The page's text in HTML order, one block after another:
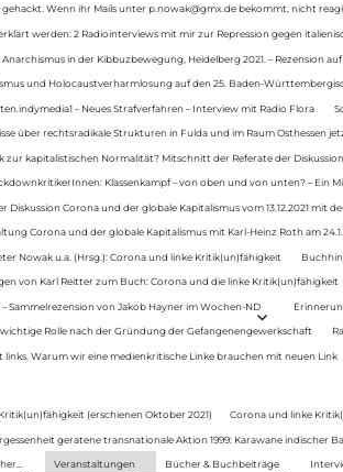
Wenn ihr Mails unter p.nowak@gmx.de bekommt, nicht
werden: 2 Radiointerviews mit mir zur Repression gegen
in der Kibbuzbewegung, Heidelberg 2021. – Rezension
und Holocaustverharmlosung auf den 25. Baden-
– Neues Strafverfahren – Interview mit Radio Flora
über rechtsradikale Strukturen in Fulda und im Raum Osthessen
zur kapitalistischen Normalität? Mitschnitt der Referate der
Klassenkampf – von oben und von unten? – Ein
Diskussion Corona und der globale Kapitalismus vom 13.12.2021 mit
Corona und der globale Kapitalismus mit Karl-Heinz Roth am
Nowak u.a. (Hrsg.): Corona und linke Kritik(un)fähigkeit
von Karl Reitter zum Buch: Corona und die linke Kritik(un)fähigkeit
Sammelrezension von Jakob Hayner im Wochen-ND
Rolle nach der Gründung der Gefangenengewerkschaft
links. Warum wir eine medienkritische Linke brauchen mit neuen Link
(erschienen Oktober 2021) Corona und linke
geratene transnationale Aktion 1999: Karawane indischer
Veranstaltungen Bücher & Buchbeiträge